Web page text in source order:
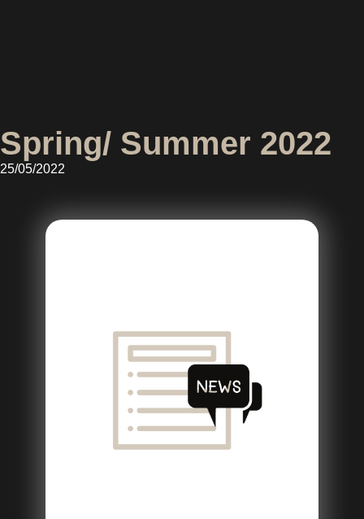
Spring/ Summer 2022
25/05/2022